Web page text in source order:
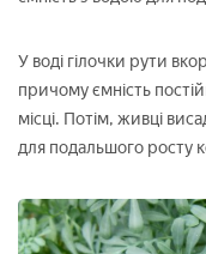
У воді гілочки рути
причому ємність
місці. Потім, живці
для подальшого росту